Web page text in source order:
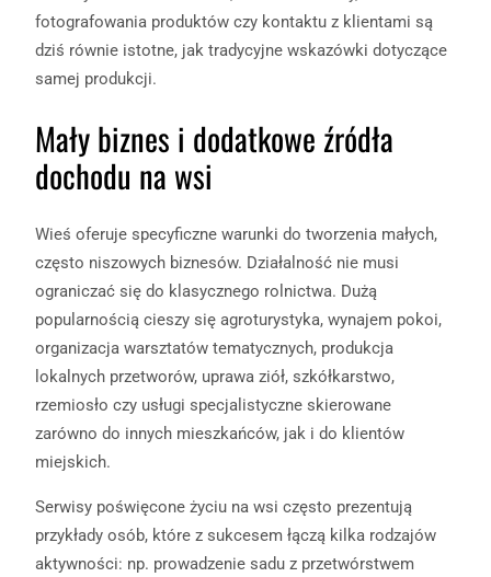
fotografowania produktów czy kontaktu z klientami są
dziś równie istotne, jak tradycyjne wskazówki dotyczące
samej produkcji.
Mały biznes i dodatkowe źródła
dochodu na wsi
Wieś oferuje specyficzne warunki do tworzenia małych,
często niszowych biznesów. Działalność nie musi
ograniczać się do klasycznego rolnictwa. Dużą
popularnością cieszy się agroturystyka, wynajem pokoi,
organizacja warsztatów tematycznych, produkcja
lokalnych przetworów, uprawa ziół, szkółkarstwo,
rzemiosło czy usługi specjalistyczne skierowane
zarówno do innych mieszkańców, jak i do klientów
miejskich.
Serwisy poświęcone życiu na wsi często prezentują
przykłady osób, które z sukcesem łączą kilka rodzajów
aktywności: np. prowadzenie sadu z przetwórstwem